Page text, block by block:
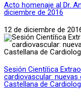
Acto homenaje al Dr.
diciembre de 2016
12 de diciembre de
Sesión Cientíﬁca
cardiovascular: nuevas
Castellana de